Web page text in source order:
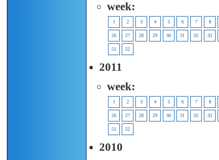
week:
1 2 3 4 5 6 7 8
26 27 28 29 30 31 32 33
51 52
2011
week:
1 2 3 4 5 6 7 8
26 27 28 29 30 31 32 33
51 52
2010